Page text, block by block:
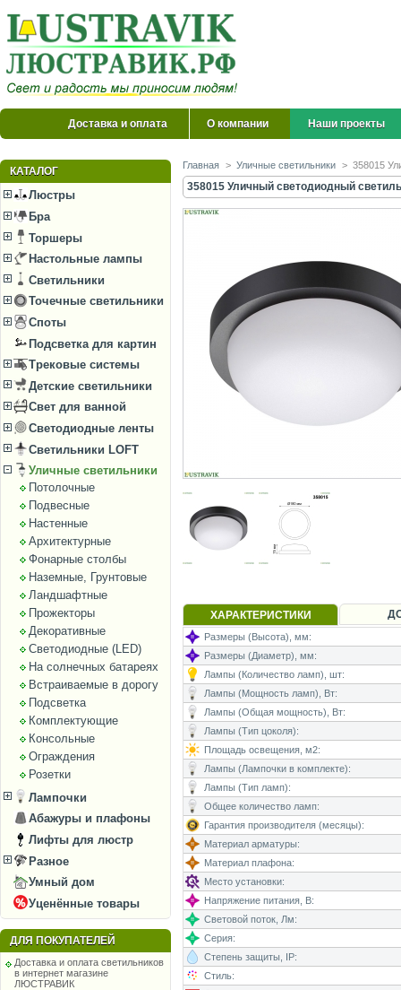
Доставка и оплата О компании Наши проекты
КАТАЛОГ
Люстры
Бра
Торшеры
Настольные лампы
Светильники
Точечные светильники
Споты
Подсветка для картин
Трековые системы
Детские светильники
Свет для ванной
Светодиодные ленты
Светильники LOFT
Уличные светильники
Потолочные
Подвесные
Настенные
Архитектурные
Фонарные столбы
Наземные, Грунтовые
Ландшафтные
Прожекторы
Декоративные
Светодиодные (LED)
На солнечных батареях
Встраиваемые в дорогу
Подсветка
Комплектующие
Консольные
Ограждения
Розетки
Лампочки
Абажуры и плафоны
Лифты для люстр
Разное
Умный дом
Уценённые товары
ДЛЯ ПОКУПАТЕЛЕЙ
Доставка и оплата светильников
в интернет магазине
ЛЮСТРАВИК
Главная > Уличные светильники > 358015
358015 Уличный светодиодный
ХАРАКТЕРИСТИКИ
Размеры (Высота), мм:
Размеры (Диаметр), мм:
Лампы (Количество ламп), шт:
Лампы (Мощность ламп), Вт:
Лампы (Общая мощность), Вт:
Лампы (Тип цоколя):
Площадь освещения, м2:
Лампы (Лампочки в комплекте):
Лампы (Тип ламп):
Общее количество ламп:
Гарантия производителя (месяцы):
Материал арматуры:
Материал плафона:
Место установки:
Напряжение питания, В:
Световой поток, Лм:
Серия:
Степень защиты, IP:
Стиль: